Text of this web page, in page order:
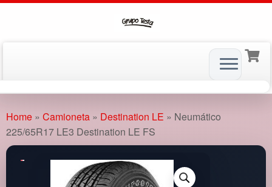
to
content
Home » Camioneta » Destination LE » Neumático
225/65R17 LE3 Destination LE FS